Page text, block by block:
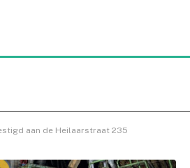
aan de Heilaarstraat 235